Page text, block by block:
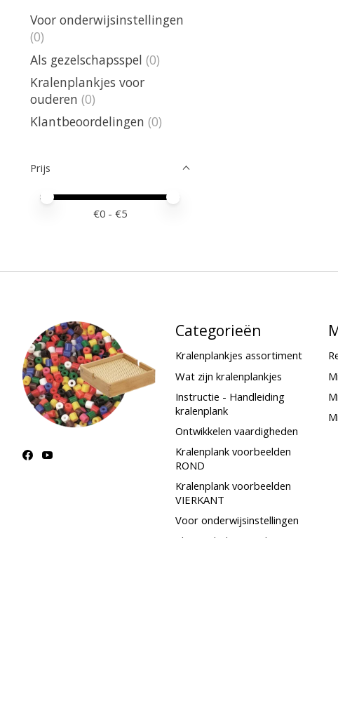
Voor onderwijsinstellingen
(0)
Als gezelschapsspel (0)
Kralenplankjes voor
ouderen (0)
Klantbeoordelingen (0)
Prijs
Minimale prijswaarde
Price maximum value
€0 - €5
Categorieën
Kralenplankjes assortiment
Wat zijn kralenplankjes
Instructie - Handleiding
kralenplank
Ontwikkelen vaardigheden
Kralenplank voorbeelden
ROND
Kralenplank voorbeelden
VIERKANT
Voor onderwijsinstellingen
Als gezelschapsspel